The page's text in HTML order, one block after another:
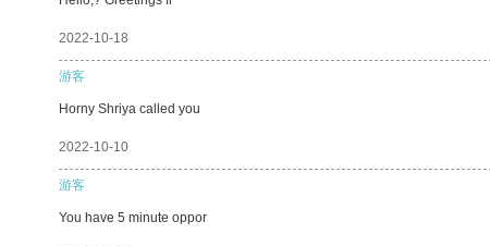
2022-10-18
游客
Horny Shriya called you
2022-10-10
游客
You have 5 minute oppor